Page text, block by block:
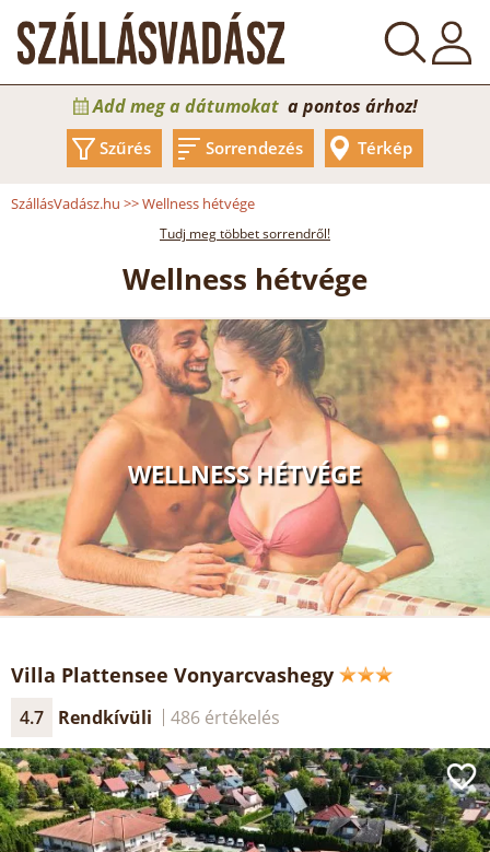
Add meg a dátumokat a pontos árhoz!
Szűrés Sorrendezés Térkép
SzállásVadász.hu >>Wellness hétvége
Tudj meg többet sorrendről!
Wellness hétvége
WELLNESS HÉTVÉGE
Villa Plattensee Vonyarcvashegy
4.7 Rendkívüli 486 értékelés